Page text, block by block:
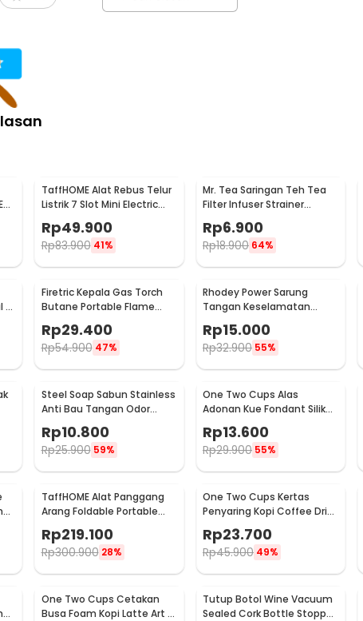
TaffHOME Alat Rebus Telur
Listrik 7 Slot Mini Electric
Rp49.900
Rp83.900 41%
Mr. Tea Saringan Teh Tea
Filter Infuser Strainer
Chilling Man Silicon - MR03
Rp6.900
Rp18.900 64%
6
Firetric Kepala Gas Torch
Butane Portable Flame
Rp29.400
Rp54.900 47%
Rhodey Power Sarung
Tangan Keselamatan
EN388
Rp15.000
Rp32.900 55%
Steel Soap Sabun Stainless
Anti Bau Tangan Odor
Remove - HW071
Rp10.800
Rp25.900 59%
One Two Cups Alas
Adonan Kue Fondant Silikon
Baking Mat Anti Slip -
JJ3873
Rp13.600
Rp29.900 55%
TaffHOME Alat Panggang
Arang Foldable Portable
HWSK77
Rp219.100
Rp300.900 28%
One Two Cups Kertas
Penyaring Kopi Coffee Drip
Bag Paper Filter 50PCS -
T111
Rp23.700
Rp45.900 49%
One Two Cups Cetakan
Busa Foam Kopi Latte Art 16
Tutup Botol Wine Vacuum
Sealed Cork Bottle Stopper